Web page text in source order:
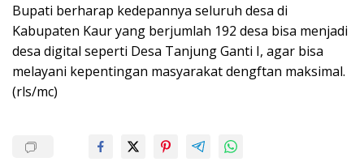
Bupati berharap kedepannya seluruh desa di
Kabupaten Kaur yang berjumlah 192 desa bisa menjadi
desa digital seperti Desa Tanjung Ganti I, agar bisa
melayani kepentingan masyarakat dengftan maksimal.
(rls/mc)